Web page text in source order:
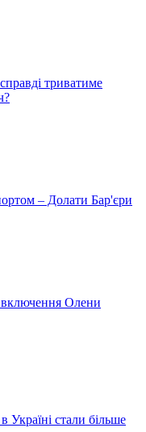
триватиме
– Долати Бар'єри
включення Олени
Україні стали більше